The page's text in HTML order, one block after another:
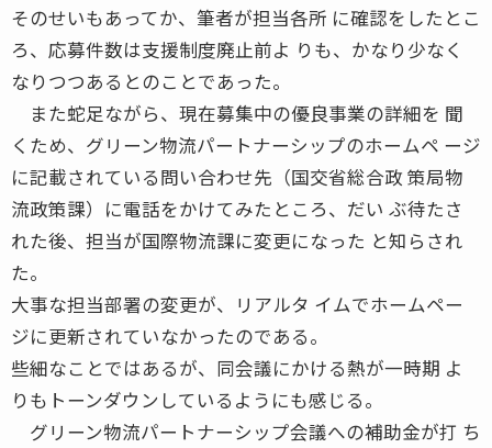
そのせいもあってか、筆者が担当各所 に確認をしたとこ
ろ、応募件数は支援制度廃止前よ りも、かなり少なく
なりつつあるとのことであった。
また蛇足ながら、現在募集中の優良事業の詳細を 聞
くため、グリーン物流パートナーシップのホームペ ージ
に記載されている問い合わせ先（国交省総合政 策局物
流政策課）に電話をかけてみたところ、だい ぶ待たさ
れた後、担当が国際物流課に変更になった と知らされ
た。
大事な担当部署の変更が、リアルタ イムでホームペー
ジに更新されていなかったのである。
些細なことではあるが、同会議にかける熱が一時期 よ
りもトーンダウンしているようにも感じる。
グリーン物流パートナーシップ会議への補助金が打 ち